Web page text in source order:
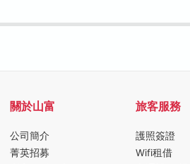
關於山富
公司簡介
菁英招募
旅客服務
護照簽證
Wifi租借